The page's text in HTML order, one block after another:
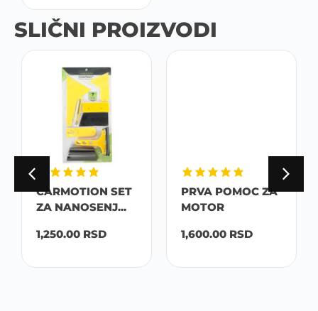
SLIČNI PROIZVODI
CARMOTION SET
ZA NANOSENJ...
1,250.00 RSD
PRVA POMOC ZA
MOTOR
1,600.00 RSD